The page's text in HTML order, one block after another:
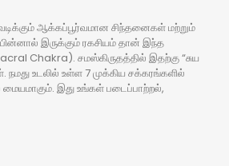
ஆக்கப்பூர்வமான சிந்தனைகள் மற்றும்
இருக்கும் ரகசியம் தான் இந்த
Chakra). சமஸ்கிருதத்தில் இதற்கு “சுய
நமது உடலில் உள்ள 7 முக்கிய சக்கரங்களில்
இது உங்கள் படைப்பாற்றல்,